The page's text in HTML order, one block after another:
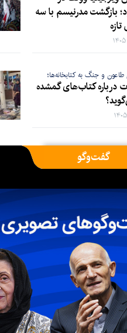
بازگشت مدرنیسم با سه
و جنگ به کتابخانه‌ها؛
درباره کتاب‌های گمشده
گفت‌وگو